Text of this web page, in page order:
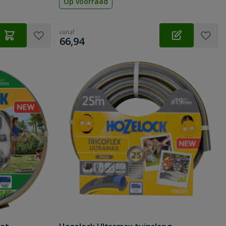
vanaf
€
66,94